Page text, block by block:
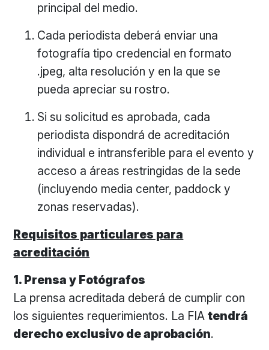
principal del medio.
Cada periodista deberá enviar una
fotografía tipo credencial en formato
.jpeg, alta resolución y en la que se
pueda apreciar su rostro.
Si su solicitud es aprobada, cada
periodista dispondrá de acreditación
individual e intransferible para el evento y
acceso a áreas restringidas de la sede
(incluyendo media center, paddock y
zonas reservadas).
Requisitos particulares para
acreditación
1. Prensa y Fotógrafos
La prensa acreditada deberá de cumplir con
los siguientes requerimientos. La FIAtendrá
derecho exclusivo de aprobación.